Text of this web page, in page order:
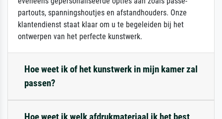
partouts, spanningshoutjes en afstandhouders. Onze
klantendienst staat klaar om u te begeleiden bij het
ontwerpen van het perfecte kunstwerk.
Hoe weet ik of het kunstwerk in mijn kamer zal
passen?